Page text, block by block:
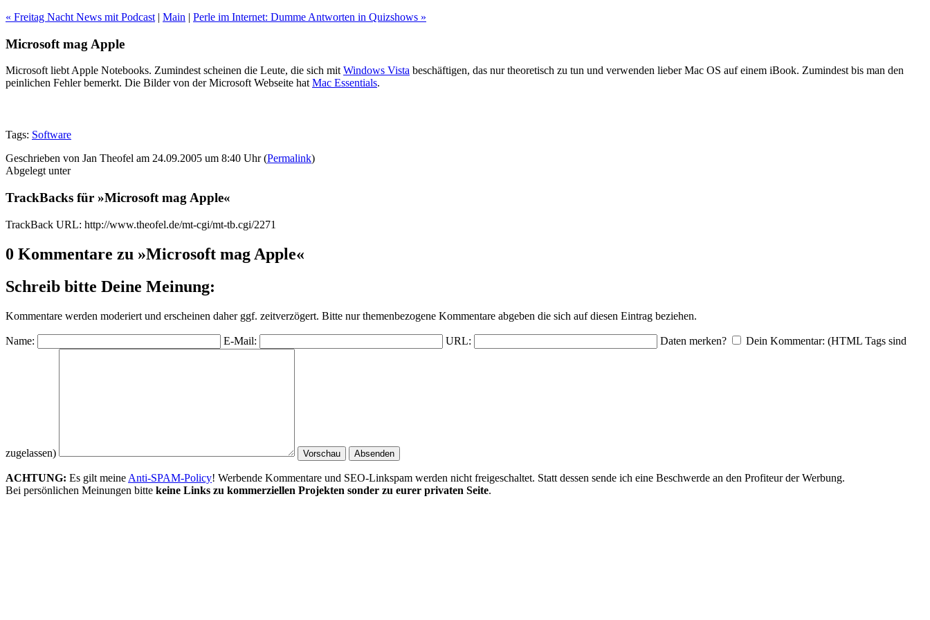
« Freitag Nacht News mit Podcast | Main | Perle im Internet: Dumme Antworten in Quizshows »
Microsoft mag Apple
Microsoft liebt Apple Notebooks. Zumindest scheinen die Leute, die sich mitWindows Vista beschäftigen, das nur theoretisch zu tun und verwenden lieber Mac OS auf einem iBook. Zumindest bis man den
peinlichen Fehler bemerkt. Die Bilder von der Microsoft Webseite hatMac Essentials.
Tags: Software
Geschrieben von Jan Theofel am 24.09.2005 um 8:40 Uhr (Permalink)
Abgelegt unter
TrackBacks für »Microsoft mag Apple«
TrackBack URL: http://www.theofel.de/mt-cgi/mt-tb.cgi/2271
0 Kommentare zu »Microsoft mag Apple«
Schreib bitte Deine Meinung:
Kommentare werden moderiert und erscheinen daher ggf. zeitverzögert. Bitte nur themenbezogene Kommentare abgeben die sich auf diesen Eintrag beziehen.
Name: E-Mail: URL: Daten merken? Dein Kommentar: (HTML Tags sind
zugelassen)
ACHTUNG: Es gilt meine Anti-SPAM-Policy! Werbende Kommentare und SEO-Linkspam werden nicht freigeschaltet. Statt dessen sende ich eine Beschwerde an den Profiteur der Werbung.
Bei persönlichen Meinungen bitte keine Links zu kommerziellen Projekten sonder zu eurer privaten Seite.